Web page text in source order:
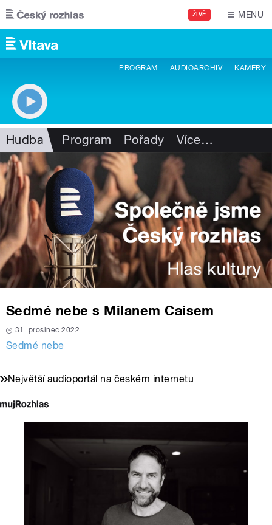
Přejít k hlavnímu obsahu
ŽIVĚ MENU
PROGRAM AUDIOARCHIV KAMERY
Hudba Program Pořady Více…
Sedmé nebe s Milanem Caisem
31. prosinec 2022
Sedmé nebe
Největší audioportál na českém internetu